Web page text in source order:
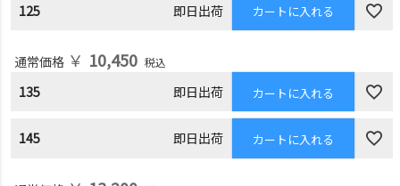
125 即日出荷 カートに入れる
通常価格 ￥ 10,450 税込
135 即日出荷 カートに入れる
145 即日出荷 カートに入れる